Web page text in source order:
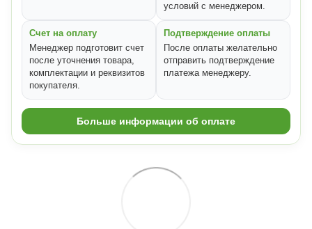
условий с менеджером.
Счет на оплату
Менеджер подготовит счет
после уточнения товара,
комплектации и реквизитов
покупателя.
Подтверждение оплаты
После оплаты желательно
отправить подтверждение
платежа менеджеру.
Больше информации об оплате